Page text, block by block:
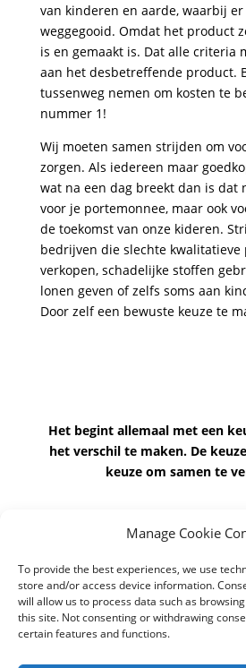
Manage Cookie
To provide the best experiences, we use
store and/or access device information.
will allow us to process data such as
this site. Not consenting or withdrawing
certain features and functions.
van kinderen en aarde, waarbij
weggegooid. Omdat het product
is en gemaakt is. Dat alle criteria
aan het desbetreffende product.
tussenweg nemen om kosten te
nummer 1!
Wij moeten samen strijden om
zorgen. Als iedereen maar
wat na een dag breekt dan is dat
voor je portemonnee, maar ook
de toekomst van onze kideren.
bedrijven die slechte kwalitatieve
verkopen, schadelijke stoffen
lonen geven of zelfs soms aan
Door zelf een bewuste keuze te
Het begint allemaal met een
het verschil te maken. De
keuze om samen te
Sluit je aan bij de opstand tegen